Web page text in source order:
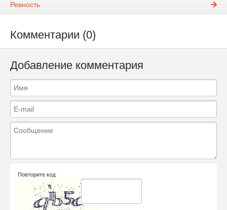
Ревность
Комментарии (0)
Добавление комментария
Повторите код: